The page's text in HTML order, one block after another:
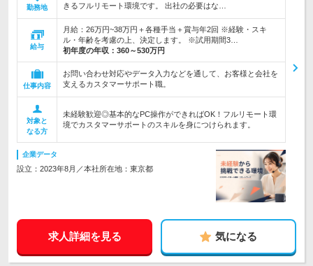
勤務地
きるフルリモート環境です。 出社の必要はな…
給与
月給：26万円~38万円＋各種手当＋賞与年2回 ※経験・スキ
ル・年齢を考慮の上、決定します。 ※試用期間3…
初年度の年収： 360～530万円
仕事内容
お問い合わせ対応やデータ入力などを通して、お客様と会社を
支えるカスタマーサポート職。
対象と
なる方
未経験歓迎◎基本的なPC操作ができればOK！フルリモート環
境でカスタマーサポートのスキルを身につけられます。
企業データ
設立：2023年8月／本社所在地：東京都
求人詳細を見る 気になる